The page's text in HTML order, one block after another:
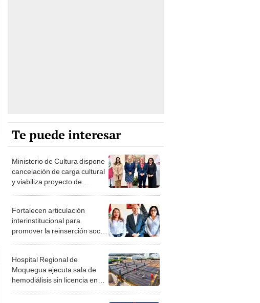
Te puede interesar
Ministerio de Cultura dispone
cancelación de carga cultural
y viabiliza proyecto de
Fortalecen articulación
interinstitucional para
promover la reinserción social
Hospital Regional de
Moquegua ejecuta sala de
hemodiálisis sin licencia en